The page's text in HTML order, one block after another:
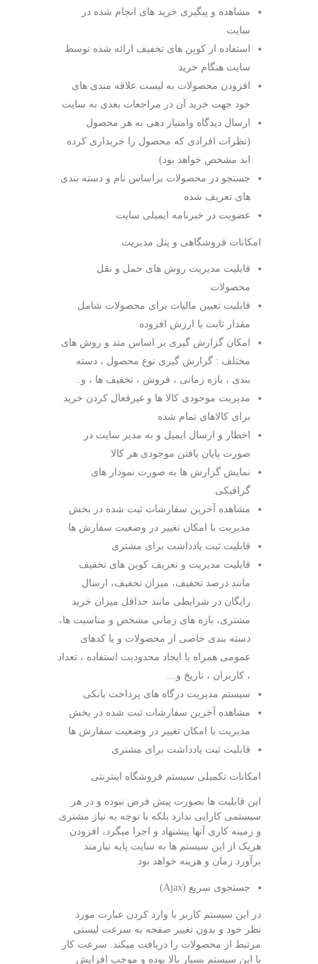
مشاهده و پیگیری خرید های انجام شده در
سایت
استفاده از کوپن های تخفیف ارائه شده توسط
سایت هنگام خرید
افزودن محصولات به لیست علاقه مندی های
خود جهت خرید آن در مراجعات بعدی به سایت
ارسال دیدگاه وامتیاز دهی به هر محصول
(نظرات افرادی که محصول را خریداری کرده
اند مشخص خواهد بود)
جستجو در محصولات براساس نام و دسته بندی
های تعریف شده
عضویت در خبرنامه ایمیلی سایت
امکانات فروشگاهی و پنل مدیریت
قابلیت مدیریت روش های حمل و نقل
محصولات
قابلیت تعیین مالیات برای محصولات شامل
مقدار ثابت یا ارزش افزوده
امکان گزارش گیری بر اساس متد و روش های
مختلف : گزارش گیری نوع محصول ، دسته
بندی ، بازه زمانی ، فروش ، تخفیف ها ، و..
مدیریت موجودی کالا ها و غیرفعال کردن خرید
برای کالاهای تمام شده
اخطار و ارسال ایمیل و به مدیر سایت در
صورت پایان یافتن موجودی هر کالا
نمایش گزارش ها به صورت نمودار های
گرافیکی
مشاهده آخرین سفارشات ثبت شده در بخش
مدیریت با امکان تغییر در وضعیت سفارش ها
قابلیت ثبت یادداشت برای مشتری
قابلیت مدیریت و تعریف کوپن های تخفیف
مانند درصد تخفیف، میزان تخفیف، ارسال
رایگان در شرایطی مانند حداقل میزان خرید
مشتری، بازه های زمانی مشخص و مناسبت ها،
دسته بندی خاصی از محصولات و یا کدهای
عمومی همراه با ایجاد محدودیت استفاده ، تعداد
، کاربران ، تاریخ و…
سیستم مدیریت درگاه های پرداخت بانکی
مشاهده آخرین سفارشات ثبت شده در بخش
مدیریت با امکان تغییر در وضعیت سفارش ها
قابلیت ثبت یادداشت برای مشتری
امکانات تکمیلی سیستم فروشگاه اینترنتی
این قابلیت ها بصورت پیش فرض نبوده و در هر
سیستمی کارایی ندارد بلکه با توجه به نیاز مشتری
و زمینه کاری آنها پیشنهاد و اجرا میگرد، افزودن
هریک از این سیستم ها به سایت پایه نیازمند
برآورد زمان و هزینه خواهد بود.
جستجوی سریع (Ajax)
در این سیستم کاربر با وارد کردن عبارت مورد
نظر خود و بدون تغییر صفحه به سرعت لیستی
مرتبط از محصولات را دریافت میکند. سرعت کار
با این سیستم بسیار بالا بوده و موجب افزایش